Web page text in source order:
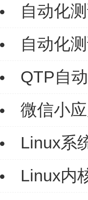
自动化
自动化
QTP自
微信小
Linux系
Linux内